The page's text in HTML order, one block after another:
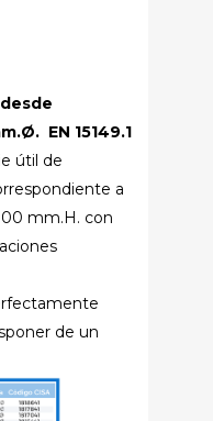
desde
EN 15149.1
útil de
a
mm.H. con
de un